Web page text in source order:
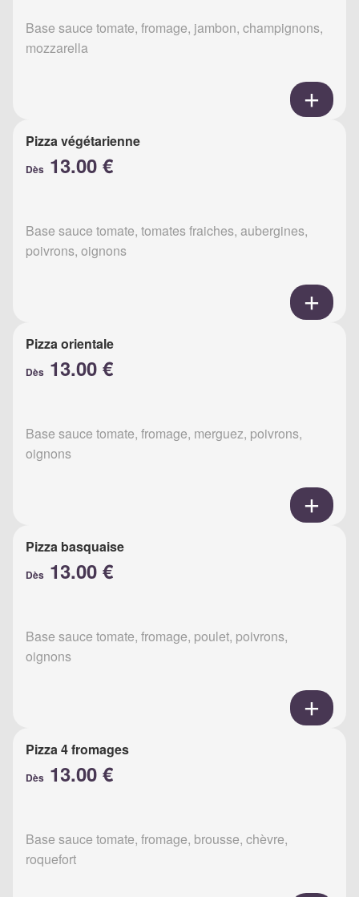
Base sauce tomate, fromage, jambon, champignons,
mozzarella
Pizza végétarienne
Dès 13.00 €
Base sauce tomate, tomates fraiches, aubergines,
poivrons, oignons
Pizza orientale
Dès 13.00 €
Base sauce tomate, fromage, merguez, poivrons,
oignons
Pizza basquaise
Dès 13.00 €
Base sauce tomate, fromage, poulet, poivrons,
oignons
Pizza 4 fromages
Dès 13.00 €
Base sauce tomate, fromage, brousse, chèvre,
roquefort